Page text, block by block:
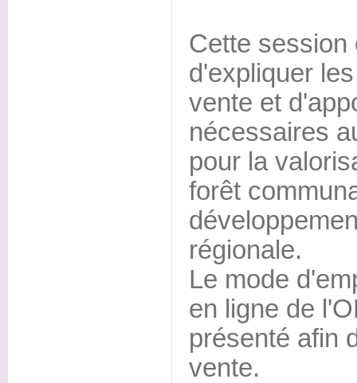
Cette session
d'expliquer
vente et
nécessaires
pour la
forêt
régionale.
Le mode
en ligne de
présenté afin
vente.